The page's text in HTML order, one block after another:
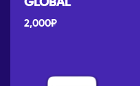
GLOBAL
2,000₽